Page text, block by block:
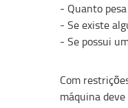
- Quanto
- Se existe
- Se possui
Com
máquina